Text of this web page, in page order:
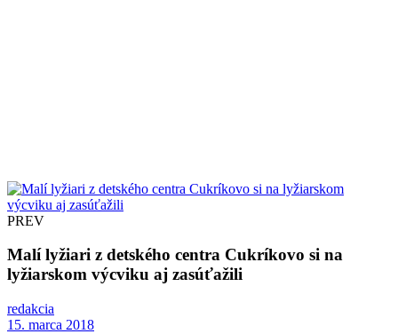
PREV
Malí lyžiari z detského centra Cukríkovo si na
lyžiarskom výcviku aj zasúťažili
redakcia
15. marca 2018